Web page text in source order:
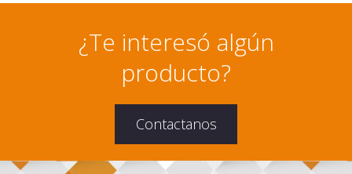
¿Te interesó algún
producto?
Contactanos